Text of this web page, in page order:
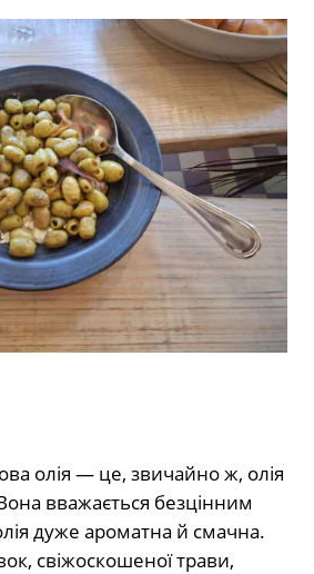
олія — це, звичайно ж, олія
вважається безцінним
дуже ароматна й смачна.
свіжоскошеної трави,